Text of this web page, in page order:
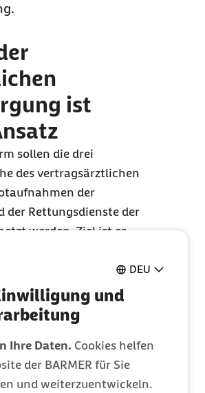
DEU
und
Ihre Daten. Cookies helfen
der BARMER für Sie
und weiterzuentwickeln.
ist
sollen die drei
des vertragsärztlichen
der
der Rettungsdienste der
werden. Ziel ist es,
im Notfall
die medizinisch geeignete
zu können. Dazu soll
Akutversorgung der
(
und digitaler
um die Uhr.
geht in die